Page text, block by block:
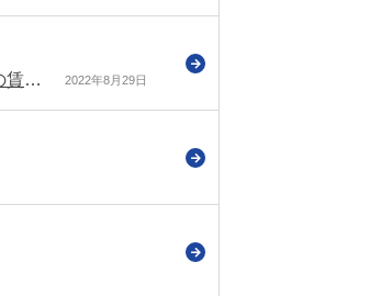
派遣労働者の待遇決定方式の一つである労使協定方式について 令和5年度に適用される一般労働者の賃金水準を公表 2022年8月29日